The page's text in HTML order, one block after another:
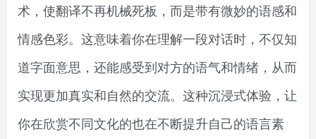
术，使翻译不再机械死板，而是带有微妙的语感和
情感色彩。这意味着你在理解一段对话时，不仅知
道字面意思，还能感受到对方的语气和情绪，从而
实现更加真实和自然的交流。这种沉浸式体验，让
你在欣赏不同文化的也在不断提升自己的语言素